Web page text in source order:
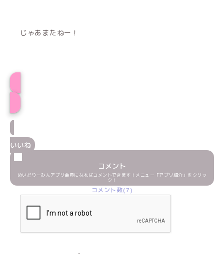
じゃあまたねー！
いいね
コメント
めいどりーみんアプリ会員になればコメントできます！メニュー「アプリ紹介」をクリッ
ク！
コメント数(7)